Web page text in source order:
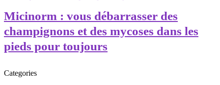
Micinorm : vous débarrasser des
champignons et des mycoses dans les
pieds pour toujours
Categories